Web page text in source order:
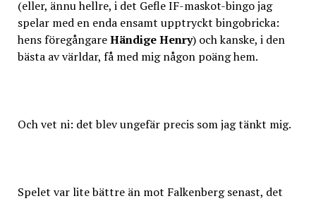
(eller, ännu hellre, i det Gefle IF-maskot-bingo jag
spelar med en enda ensamt upptryckt bingobricka:
hens föregångareHändige Henry) och kanske, i den
bästa av världar, få med mig någon poäng hem.
Och vet ni: det blev ungefär precis som jag tänkt mig.
Spelet var lite bättre än mot Falkenberg senast, det